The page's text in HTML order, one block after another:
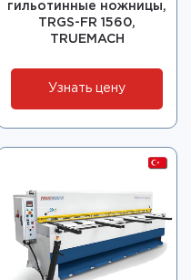
гильотинные ножницы,
TRGS-FR 1560,
TRUEMACH
Узнать цену